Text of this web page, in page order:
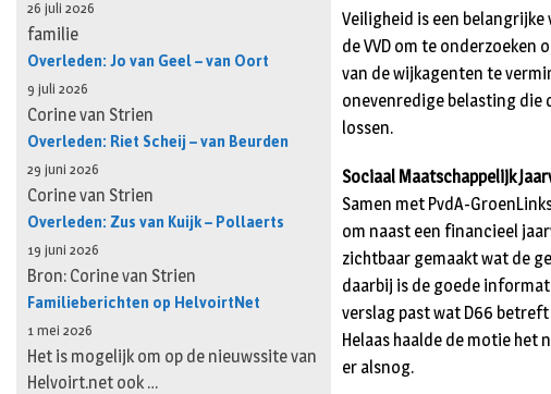
26 juli 2026
familie
Overleden: Jo van Geel – van Oort
9 juli 2026
Corine van Strien
Overleden: Riet Scheij – van Beurden
29 juni 2026
Corine van Strien
Overleden: Zus van Kuijk – Pollaerts
19 juni 2026
Bron: Corine van Strien
Familieberichten op HelvoirtNet
1 mei 2026
Het is mogelijk om op de nieuwssite van
Helvoirt.net ook …
Veiligheid is een
de VVD om te onderzoeken
van de wijkagenten te
onevenredige belasting die
lossen.
Sociaal Maatschappelijk
Samen met PvdA-
om naast een financieel
zichtbaar gemaakt wat de
daarbij is de goede
verslag past wat D66
Helaas haalde de motie het
er alsnog.